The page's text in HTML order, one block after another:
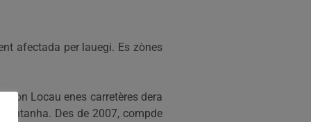
afectada per lauegi. Es zònes
Locau enes carretères dera
Des de 2007, compde